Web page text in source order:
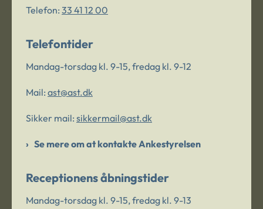
Telefon: 33 41 12 00
Telefontider
Mandag-torsdag kl. 9-15, fredag kl. 9-12
Mail: ast@ast.dk
Sikker mail: sikkermail@ast.dk
Se mere om at kontakte Ankestyrelsen
Receptionens åbningstider
Mandag-torsdag kl. 9-15, fredag kl. 9-13